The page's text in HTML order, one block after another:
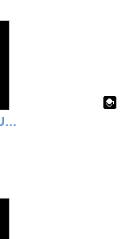
BASE AÉREA DE GETAFE. CUARTO DE PRIMARIA. SEGUNDA PARTE.